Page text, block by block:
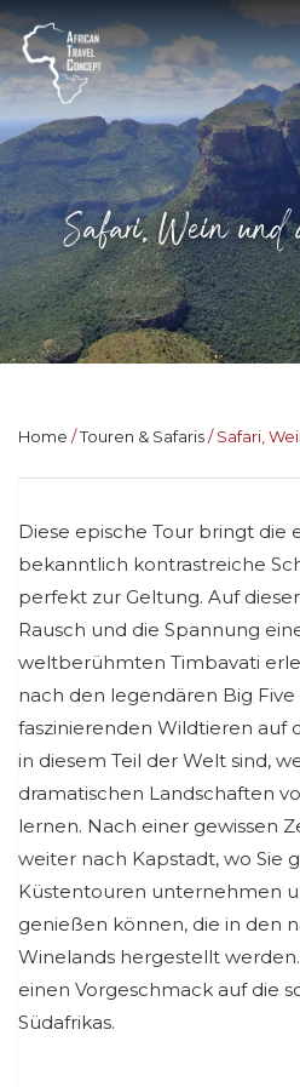
Safari, Wein und
Home Touren & Safaris Safari,
Diese epische Tour bringt die
bekanntlich kontrastreiche
perfekt zur Geltung. Auf
Rausch und die Spannung
weltberühmten Timbavati
nach den legendären Big
faszinierenden Wildtieren auf
in diesem Teil der Welt sind,
dramatischen Landschaften
lernen. Nach einer gewissen
weiter nach Kapstadt, wo Sie
Küstentouren unternehmen
genießen können, die in den
Winelands hergestellt
einen Vorgeschmack auf die
Südafrikas.